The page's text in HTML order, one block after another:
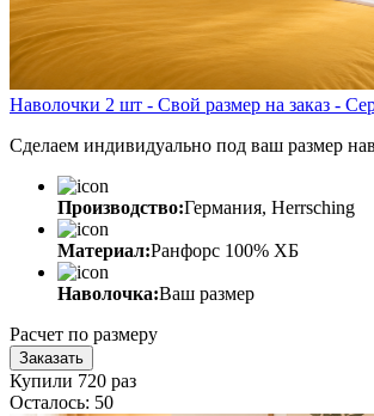
Наволочки 2 шт - Свой размер на заказ -
Сделаем индивидуально под ваш размер
Производство:Германия, Herrsching
Материал:Ранфорс 100% ХБ
Наволочка:Ваш размер
Расчет по размеру
Заказать
Купили 720 раз
Осталось: 50